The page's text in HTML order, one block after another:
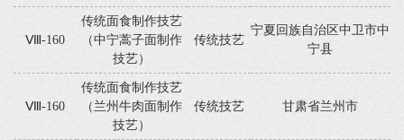
Ⅷ-160
传统面食制作技艺
（中宁蒿子面制作
技艺）
传统技艺
宁夏回族自治区中卫市中
宁县
Ⅷ-160
传统面食制作技艺
（兰州牛肉面制作
技艺）
传统技艺 甘肃省兰州市